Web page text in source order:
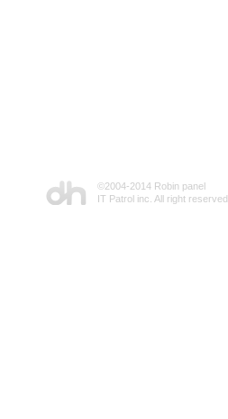
©2004-2014 Robin panel
IT Patrol inc. All right reserved.